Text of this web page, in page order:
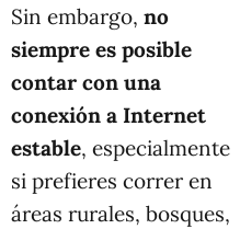
Sin embargo, no
siempre es posible
contar con una
conexión a Internet
estable, especialmente
si prefieres correr en
áreas rurales, bosques,